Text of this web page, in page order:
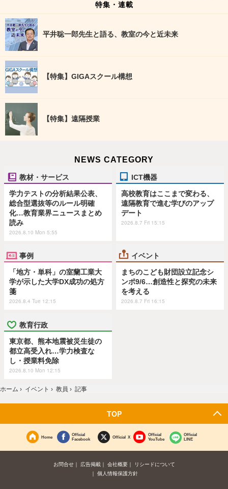
特集・連載
平井聡一郎先生と語る、教室の今と近未来
【特集】GIGAスクール構想
【特集】遠隔授業
NEWS CATEGORY
教材・サービス
学力テストの分析結果公表、
総合型選抜等のルール明確
化…教育業界ニュースまとめ
読み
2026.8.10 Mon 5:55
ICT機器
高校教育はここまで変わる、
遠隔教育で進む学びのアップ
デート
2026.8.7 Fri 15:15
事例
「地方・単科」の室蘭工業大
学が示した大学DX成功の処方
箋
2026.8.4 Tue 12:15
イベント
まちのこども財団設立記念シ
ンポ9/6…創造性と探究の未来
を考える
2026.8.7 Fri 16:15
教育行政
東京都、熊本地震被災生徒の
都立高受入れ…学力検査な
し・授業料免除
2026.8.10 Mon 12:15
ホーム › イベント › 教員 › 記事
TOP
Home
Official
Facebook
Official X
Official
YouTube
Official
LINE
お問合せ 広告掲載 会社概要
リシードについて
個人情報保護方針